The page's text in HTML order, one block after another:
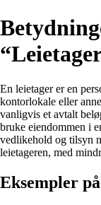
En leietager er en
kontorlokale eller
vanligvis et avtalt
bruke eiendommen i
vedlikehold og tilsyn
leietageren, med
Eksempler